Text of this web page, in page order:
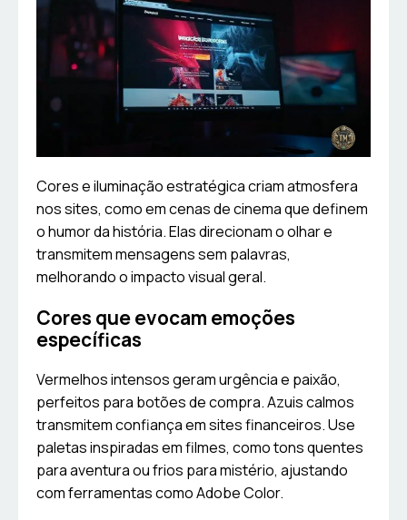
Cores e iluminação estratégica criam atmosfera
nos sites, como em cenas de cinema que definem
o humor da história. Elas direcionam o olhar e
transmitem mensagens sem palavras,
melhorando o impacto visual geral.
Cores que evocam emoções
específicas
Vermelhos intensos geram urgência e paixão,
perfeitos para botões de compra. Azuis calmos
transmitem confiança em sites financeiros. Use
paletas inspiradas em filmes, como tons quentes
para aventura ou frios para mistério, ajustando
com ferramentas como Adobe Color.